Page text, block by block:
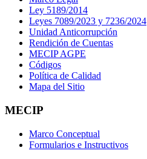
Ley 5189/2014
Leyes 7089/2023 y 7236/2024
Unidad Anticorrupción
Rendición de Cuentas
MECIP AGPE
Códigos
Política de Calidad
Mapa del Sitio
MECIP
Marco Conceptual
Formularios e Instructivos